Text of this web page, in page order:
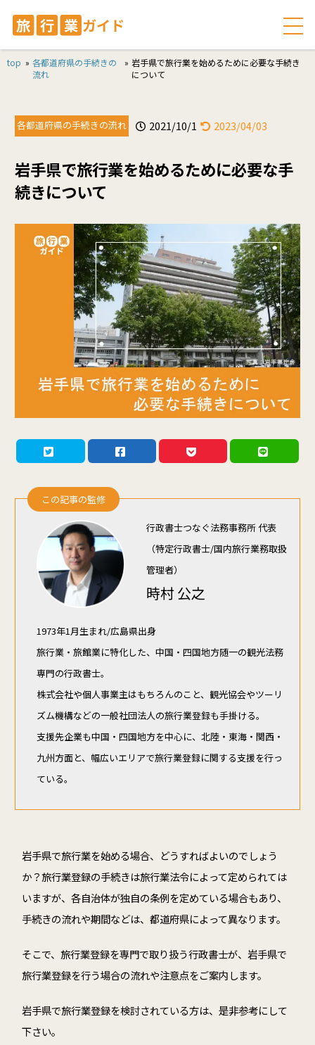
top » 各都道府県の手続きの
流れ
» 岩手県で旅行業を始めるために必要な手続き
について
各都道府県の手続きの流れ 2021/10/1 2023/04/03
岩手県で旅行業を始めるために必要な手
続きについて
この記事の監修
行政書士つなぐ法務事務所 代表
（特定行政書士/国内旅行業務取扱
管理者）
時村 公之
1973年1月生まれ/広島県出身
旅行業・旅館業に特化した、中国・四国地方随一の観光法務
専門の行政書士。
株式会社や個人事業主はもちろんのこと、観光協会やツーリ
ズム機構などの一般社団法人の旅行業登録も手掛ける。
支援先企業も中国・四国地方を中心に、北陸・東海・関西・
九州方面と、幅広いエリアで旅行業登録に関する支援を行っ
ている。
岩手県で旅行業を始める場合、どうすればよいのでしょう
か？旅行業登録の手続きは旅行業法令によって定められては
いますが、各自治体が独自の条例を定めている場合もあり、
手続きの流れや期間などは、都道府県によって異なります。
そこで、旅行業登録を専門で取り扱う行政書士が、岩手県で
旅行業登録を行う場合の流れや注意点をご案内します。
岩手県で旅行業登録を検討されている方は、是非参考にして
下さい。